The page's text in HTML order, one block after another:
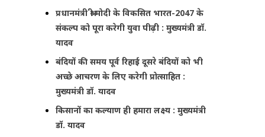
प्रधानमंत्री श्री मोदी के विकसित भारत-2047 के
संकल्प को पूरा करेगी युवा पीढ़ी : मुख्यमंत्री डॉ.
यादव
बंदियों की समय पूर्व रिहाई दूसरे बंदियों को भी
अच्छे आचरण के लिए करेगी प्रोत्साहित :
मुख्यमंत्री डॉ. यादव
किसानों का कल्याण ही हमारा लक्ष्य : मुख्यमंत्री
डॉ. यादव